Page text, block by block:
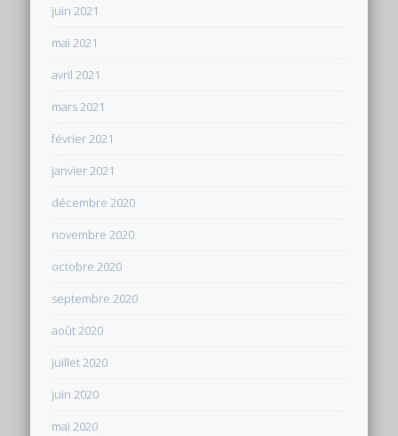
juin 2021
mai 2021
avril 2021
mars 2021
février 2021
janvier 2021
décembre 2020
novembre 2020
octobre 2020
septembre 2020
août 2020
juillet 2020
juin 2020
mai 2020